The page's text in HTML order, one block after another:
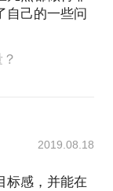
自己的一些问
2019.08.18
标感，并能在